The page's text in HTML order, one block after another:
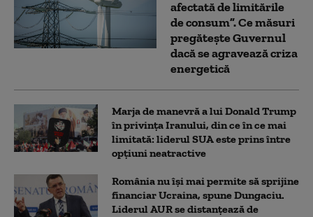
afectată de limitările
de consum”. Ce măsuri
pregătește Guvernul
dacă se agravează criza
energetică
Marja de manevră a lui Donald Trump
în privința Iranului, din ce în ce mai
limitată: liderul SUA este prins între
opțiuni neatractive
România nu își mai permite să sprijine
financiar Ucraina, spune Dungaciu.
Liderul AUR se distanțează de